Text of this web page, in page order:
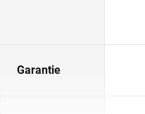
Garantie